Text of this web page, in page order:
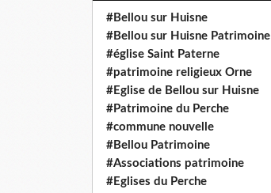
#Bellou sur Huisne
#Bellou sur Huisne Patrimoine
#église Saint Paterne
#patrimoine religieux Orne
#Eglise de Bellou sur Huisne
#Patrimoine du Perche
#commune nouvelle
#Bellou Patrimoine
#Associations patrimoine
#Eglises du Perche